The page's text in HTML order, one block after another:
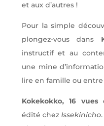
et aux d’autres !
Pour la simple
plongez-vous dans
instructif et au
une mine
lire en famille ou entre
Kokekokko, 16 vues
édité chez Issekinicho.